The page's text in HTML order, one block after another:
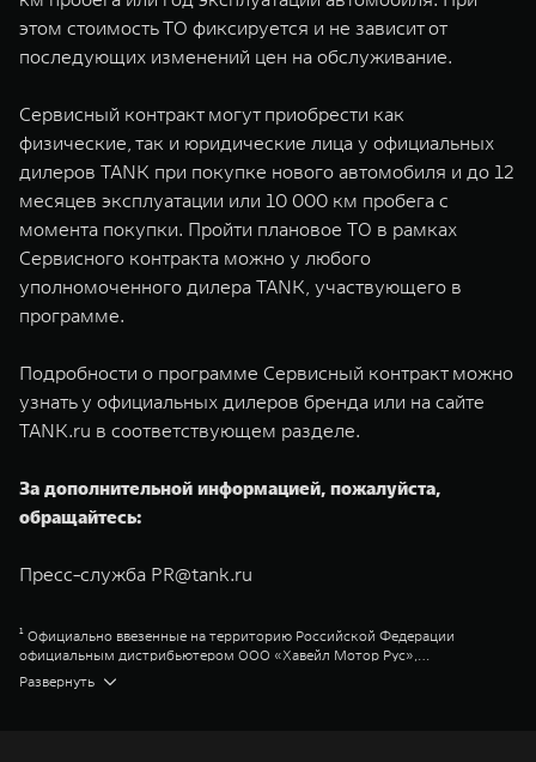
этом стоимость ТО фиксируется и не зависит от
последующих изменений цен на обслуживание.
Сервисный контракт могут приобрести как
физические, так и юридические лица у официальных
дилеров TANK при покупке нового автомобиля и до 12
месяцев эксплуатации или 10 000 км пробега с
момента покупки. Пройти плановое ТО в рамках
Сервисного контракта можно у любого
уполномоченного дилера TANK, участвующего в
программе.
Подробности о программе Сервисный контракт можно
узнать у официальных дилеров бренда или на сайте
TANK.ru в соответствующем разделе.
За дополнительной информацией, пожалуйста,
обращайтесь:
Пресс-служба PR@tank.ru
¹ Официально ввезенные на территорию Российской Федерации
официальным дистрибьютером ООО «Хавейл Мотор Рус»,
представленные в официальной дилерской сети TANK
Great Wall Motor Company Limited (GWM) — глобальный производитель
внедорожников, кроссоверов и пикапов, специализирующийся на
Развернуть